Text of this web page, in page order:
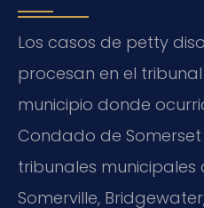
Los casos de petty
procesan en el
municipio donde
Condado de
tribunales municipales
Somerville,